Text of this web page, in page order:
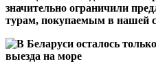
значительно ограничили
турам, покупаемым в нашей